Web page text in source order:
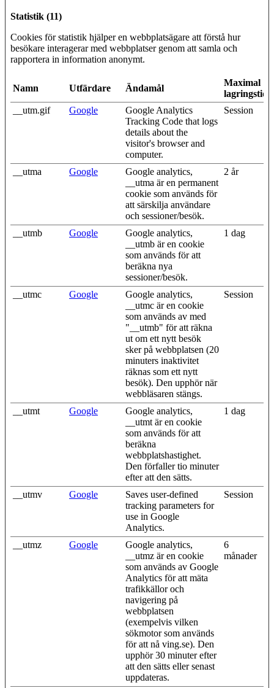
Statistik (11)
Cookies för statistik hjälper en webbplatsägare att förstå hur
besökare interagerar med webbplatser genom att samla och
rapportera in information anonymt.
Namn Utfärdare Ändamål
Maximal
lagringstid
__utm.gif
Google
Google Analytics
Tracking Code that logs
details about the
visitor's browser and
computer.
Session
__utma Google
Google analytics,
__utma är en permanent
cookie som används för
att särskilja användare
och sessioner/besök.
2 år
__utmb Google
Google analytics,
__utmb är en cookie
som används för att
beräkna nya
sessioner/besök.
1 dag
__utmc Google
Google analytics,
__utmc är en cookie
som används av med
"__utmb" för att räkna
ut om ett nytt besök
sker på webbplatsen (20
minuters inaktivitet
räknas som ett nytt
besök). Den upphör när
webbläsaren stängs.
Session
__utmt Google
Google analytics,
__utmt är en cookie
som används för att
beräkna
webbplatshastighet.
Den förfaller tio minuter
efter att den sätts.
1 dag
__utmv Google
Saves user-defined
tracking parameters for
use in Google
Analytics.
Session
__utmz Google
Google analytics,
__utmz är en cookie
som används av Google
Analytics för att mäta
trafikkällor och
navigering på
webbplatsen
(exempelvis vilken
sökmotor som används
för att nå ving.se). Den
upphör 30 minuter efter
att den sätts eller senast
uppdateras.
6
månader